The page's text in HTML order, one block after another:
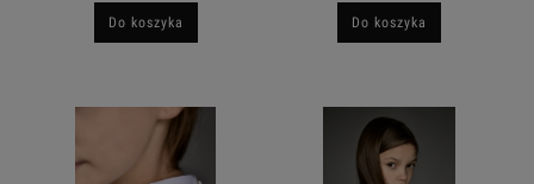
Do koszyka Do koszyka